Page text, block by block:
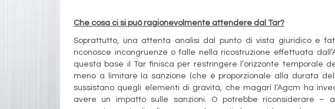
Che cosa ci si può ragionevolmente attendere dal Tar?
Soprattutto, una attenta analisi dal punto di vista giuridico e
riconosce incongruenze o falle nella ricostruzione effettuata
questa base il Tar finisca per restringere l’orizzonte temporale
meno a limitare la sanzione (che è proporzionale alla durata
sussistano quegli elementi di gravità, che magari l’Agcm ha
avere un impatto sulle sanzioni. O potrebbe riconsiderare –